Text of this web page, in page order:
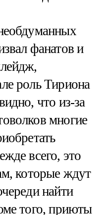
фанатов и
роль Тириона
что из-за
многие
всего, это
которые ждут
найти
того, приюты